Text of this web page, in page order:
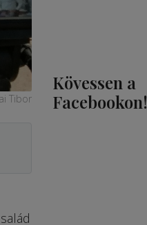
Tibor
Kövessen a
Facebookon!